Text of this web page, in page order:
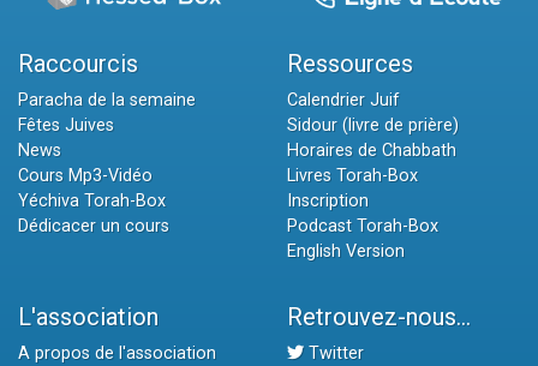
Raccourcis
Paracha de la semaine
Fêtes Juives
News
Cours Mp3-Vidéo
Yéchiva Torah-Box
Dédicacer un cours
Ressources
Calendrier Juif
Sidour (livre de prière)
Horaires de Chabbath
Livres Torah-Box
Inscription
Podcast Torah-Box
English Version
L'association
A propos de l'association
Retrouvez-nous...
Twitter